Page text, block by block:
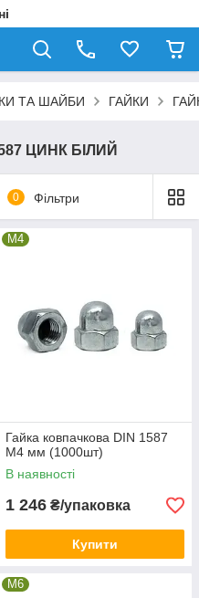
ТА ШАЙБИ ГАЙКИ
ЦИНК БІЛИЙ
0 Фільтри
М4
Гайка ковпачкова DIN 1587
М4 мм (1000шт)
В наявності
1 246 ₴/упаковка
Купити
М6